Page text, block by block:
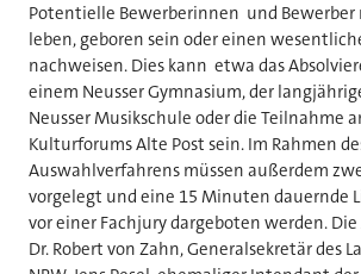
Potentielle Bewerberinnen und Bewerber
leben, geboren sein oder einen
nachweisen. Dies kann etwa das
einem Neusser Gymnasium, der
Neusser Musikschule oder die Teilnahme
Kulturforums Alte Post sein. Im Rahmen
Auswahlverfahrens müssen außerdem
vorgelegt und eine 15 Minuten dauernde
vor einer Fachjury dargeboten werden.
Dr. Robert von Zahn, Generalsekretär des